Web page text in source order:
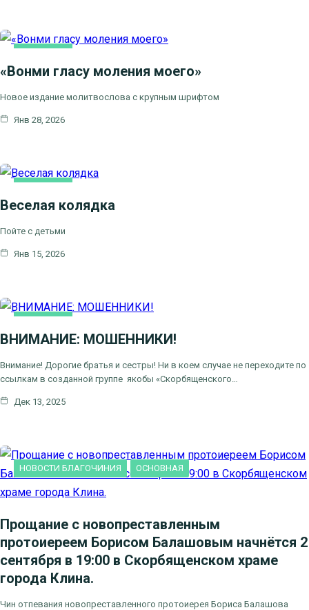
«Вонми гласу моления моего»
Новое издание молитвослова с крупным шрифтом
Янв 28, 2026
Веселая колядка
Пойте с детьми
Янв 15, 2026
ВНИМАНИЕ: МОШЕННИКИ!
Внимание! Дорогие братья и сестры! Ни в коем случае не переходите по
ссылкам в созданной группе якобы «Скорбященского…
Дек 13, 2025
НОВОСТИ БЛАГОЧИНИЯ ОСНОВНАЯ
Прощание с новопреставленным
протоиереем Борисом Балашовым начнётся 2
сентября в 19:00 в Скорбященском храме
города Клина.
Чин отпевания новопреставленного протоиерея Бориса Балашова